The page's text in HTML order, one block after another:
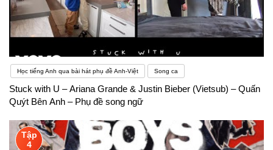
Học tiếng Anh qua bài hát phụ đề Anh-Việt Song ca
Stuck with U – Ariana Grande & Justin Bieber (Vietsub) – Quấn
Quýt Bên Anh – Phụ đề song ngữ
Tập
4